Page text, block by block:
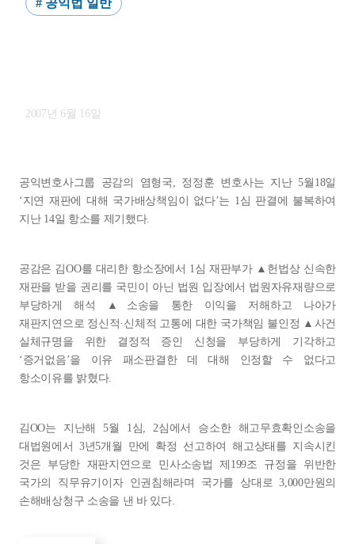
# 공익법 일반
2007년 6월 16일
공익변호사그룹 공감의 염형국, 정정훈 변호사는 지난 5월18일
‘지연 재판에 대해 국가배상책임이 없다’는 1심 판결에 불복하여
지난 14일 항소를 제기했다.
공감은 김OO를 대리한 항소장에서 1심 재판부가 ▲헌법상 신속한
재판을 받을 권리를 국민이 아닌 법원 입장에서 법원자유재량으로
부당하게 해석 ▲소송을 통한 이익을 저해하고 나아가
재판지연으로 정신적·신체적 고통에 대한 국가책임 불인정 ▲사건
실체규명을 위한 결정적 증인 신청을 부당하게 기각하고
‘증거없음’을 이유 패소판결한 데 대해 인정할 수 없다고
항소이유를 밝혔다.
김OO는 지난해 5월 1심, 2심에서 승소한 해고무효확인소송을
대법원에서 3년5개월 만에 확정 선고하여 해고상태를 지속시킨
것은 부당한 재판지연으로 민사소송법 제199조 규정을 위반한
국가의 직무유기이자 인권침해라며 국가를 상대로 3,000만원의
손해배상청구 소송을 낸 바 있다.